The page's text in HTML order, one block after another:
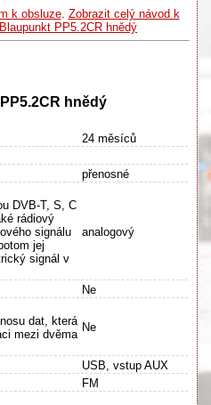
k obsluze. Zobrazit celý návod k
PP5.2CR hnědý
hnědý
24 měsíců
přenosné
DVB-T, S, C
rádiový
signálu
jej
signál v
analogový
Ne
dat, která
mezi dvěma
Ne
USB, vstup AUX
FM